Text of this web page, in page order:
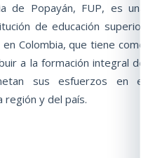
de Popayán, FUP, es una
de educación superior
Colombia, que tiene como
a la formación integral de
sus esfuerzos en el
y del país.